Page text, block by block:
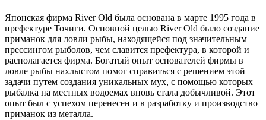
Японская фирма River Old была основана в марте 1995 года в
префектуре Точиги. Основной целью River Old было создание
приманок для ловли рыбы, находящейся под значительным
прессингом рыболов, чем славится префектура, в которой и
располагается фирма. Богатый опыт основателей фирмы в
ловле рыбы нахлыстом помог справиться с решением этой
задачи путем создания уникальных мух, с помощью которых
рыбалка на местных водоемах вновь стала добычливой. Этот
опыт был с успехом перенесен и в разработку и производство
приманок из металла.